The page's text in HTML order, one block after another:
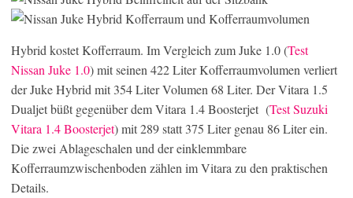
Hybrid kostet Kofferraum. Im Vergleich zum Juke 1.0 (Test
Nissan Juke 1.0) mit seinen 422 Liter Kofferraumvolumen verliert
der Juke Hybrid mit 354 Liter Volumen 68 Liter. Der Vitara 1.5
Dualjet büßt gegenüber dem Vitara 1.4 Boosterjet (Test Suzuki
Vitara 1.4 Boosterjet) mit 289 statt 375 Liter genau 86 Liter ein.
Die zwei Ablageschalen und der einklemmbare
Kofferraumzwischenboden zählen im Vitara zu den praktischen
Details.